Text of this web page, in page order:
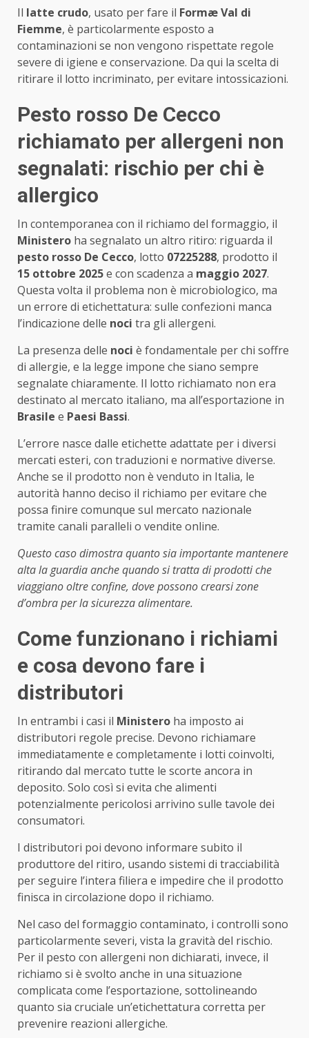
Il latte crudo, usato per fare il Formæ Val di
Fiemme, è particolarmente esposto a
contaminazioni se non vengono rispettate regole
severe di igiene e conservazione. Da qui la scelta di
ritirare il lotto incriminato, per evitare intossicazioni.
Pesto rosso De Cecco
richiamato per allergeni non
segnalati: rischio per chi è
allergico
In contemporanea con il richiamo del formaggio, il
Ministero ha segnalato un altro ritiro: riguarda il
pesto rosso De Cecco, lotto 07225288, prodotto il
15 ottobre 2025e con scadenza a maggio 2027.
Questa volta il problema non è microbiologico, ma
un errore di etichettatura: sulle confezioni manca
l’indicazione delle noci tra gli allergeni.
La presenza delle noci è fondamentale per chi soffre
di allergie, e la legge impone che siano sempre
segnalate chiaramente. Il lotto richiamato non era
destinato al mercato italiano, ma all’esportazione in
Brasile e Paesi Bassi.
L’errore nasce dalle etichette adattate per i diversi
mercati esteri, con traduzioni e normative diverse.
Anche se il prodotto non è venduto in Italia, le
autorità hanno deciso il richiamo per evitare che
possa finire comunque sul mercato nazionale
tramite canali paralleli o vendite online.
Questo caso dimostra quanto sia importante mantenere
alta la guardia anche quando si tratta di prodotti che
viaggiano oltre confine, dove possono crearsi zone
d’ombra per la sicurezza alimentare.
Come funzionano i richiami
e cosa devono fare i
distributori
In entrambi i casi il Ministero ha imposto ai
distributori regole precise. Devono richiamare
immediatamente e completamente i lotti coinvolti,
ritirando dal mercato tutte le scorte ancora in
deposito. Solo così si evita che alimenti
potenzialmente pericolosi arrivino sulle tavole dei
consumatori.
I distributori poi devono informare subito il
produttore del ritiro, usando sistemi di tracciabilità
per seguire l’intera filiera e impedire che il prodotto
finisca in circolazione dopo il richiamo.
Nel caso del formaggio contaminato, i controlli sono
particolarmente severi, vista la gravità del rischio.
Per il pesto con allergeni non dichiarati, invece, il
richiamo si è svolto anche in una situazione
complicata come l’esportazione, sottolineando
quanto sia cruciale un’etichettatura corretta per
prevenire reazioni allergiche.